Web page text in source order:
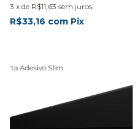
3 x de R$11,63 sem juros
R$33,16 com Pix